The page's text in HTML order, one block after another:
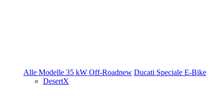
Alle Modelle 35 kW Off-Roadnew Ducati Speciale E-Bike
DesertX